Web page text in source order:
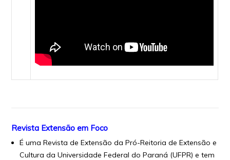
Revista Extensão em Foco
É uma Revista de Extensão da Pró-Reitoria de Extensão e
Cultura da Universidade Federal do Paraná (UFPR) e tem